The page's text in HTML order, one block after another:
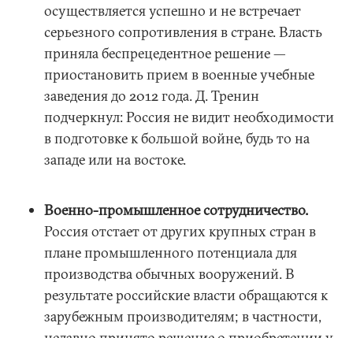
осуществляется успешно и не встречает
серьезного сопротивления в стране. Власть
приняла беспрецедентное решение —
приостановить прием в военные учебные
заведения до 2012 года. Д. Тренин
подчеркнул: Россия не видит необходимости
в подготовке к большой войне, будь то на
западе или на востоке.
Военно-промышленное сотрудничество.
Россия отстает от других крупных стран в
плане промышленного потенциала для
производства обычных вооружений. В
результате российские власти обращаются к
зарубежным производителям; в частности,